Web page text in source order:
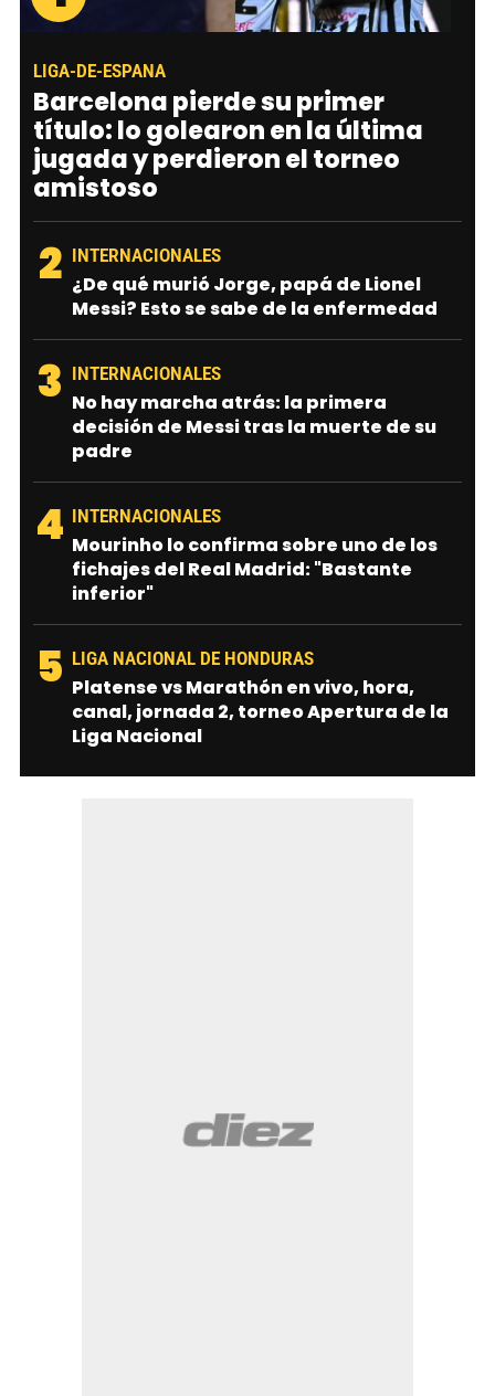
LIGA-DE-ESPANA
Barcelona pierde su primer
título: lo golearon en la última
jugada y perdieron el torneo
amistoso
2 INTERNACIONALES
¿De qué murió Jorge, papá de Lionel
Messi? Esto se sabe de la enfermedad
3 INTERNACIONALES
No hay marcha atrás: la primera
decisión de Messi tras la muerte de su
padre
4 INTERNACIONALES
Mourinho lo confirma sobre uno de los
fichajes del Real Madrid: "Bastante
inferior"
5 LIGA NACIONAL DE HONDURAS
Platense vs Marathón en vivo, hora,
canal, jornada 2, torneo Apertura de la
Liga Nacional